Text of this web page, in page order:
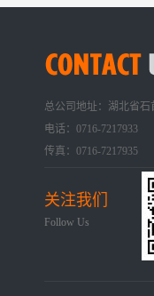
总公司地址：湖北省石
电话：0716-7217933
传真：0716-7217935
关注我们
Follow Us